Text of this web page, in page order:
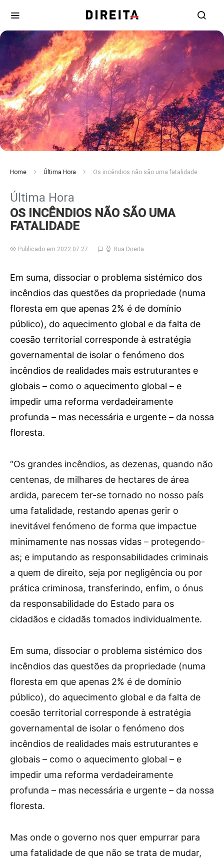
Home Última Hora Os incêndios não são uma fatalidade
Última Hora
OS INCÊNDIOS NÃO SÃO UMA
FATALIDADE
Publicado em 2022.07.27 Rua Direita
Em suma, dissociar o problema sistémico dos
incêndios das questões da propriedade (numa
floresta em que apenas 2% é de domínio
público), do aquecimento global e da falta de
coesão territorial corresponde à estratégia
governamental de isolar o fenómeno dos
incêndios de realidades mais estruturantes e
globais – como o aquecimento global – e
impedir uma reforma verdadeiramente
profunda – mas necessária e urgente – da nossa
floresta.
“Os grandes incêndios, as dezenas, quando não
centenas, de milhares de hectares de área
ardida, parecem ter-se tornado no nosso país
uma fatalidade, restando apenas gerir o
inevitável fenómeno de forma que impactue
minimamente nas nossas vidas – protegendo-
as; e imputando as responsabilidades criminais
a quem de direito, seja por negligência ou por
prática criminosa, transferindo, enfim, o ónus
da responsabilidade do Estado para os
cidadãos e cidadãs tomados individualmente.
Em suma, dissociar o problema sistémico dos
incêndios das questões da propriedade (numa
floresta em que apenas 2% é de domínio
público), do aquecimento global e da falta de
coesão territorial corresponde à estratégia
governamental de isolar o fenómeno dos
incêndios de realidades mais estruturantes e
globais – como o aquecimento global – e
impedir uma reforma verdadeiramente
profunda – mas necessária e urgente – da nossa
floresta.
Mas onde o governo nos quer empurrar para
uma fatalidade de que não se trata de mudar,